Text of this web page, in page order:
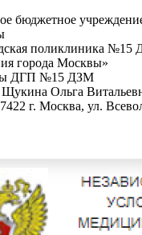
бюджетное
поликлиника №15
города Москвы»
ДГП №15 ДЗМ
Ольга
г. Москва, ул.